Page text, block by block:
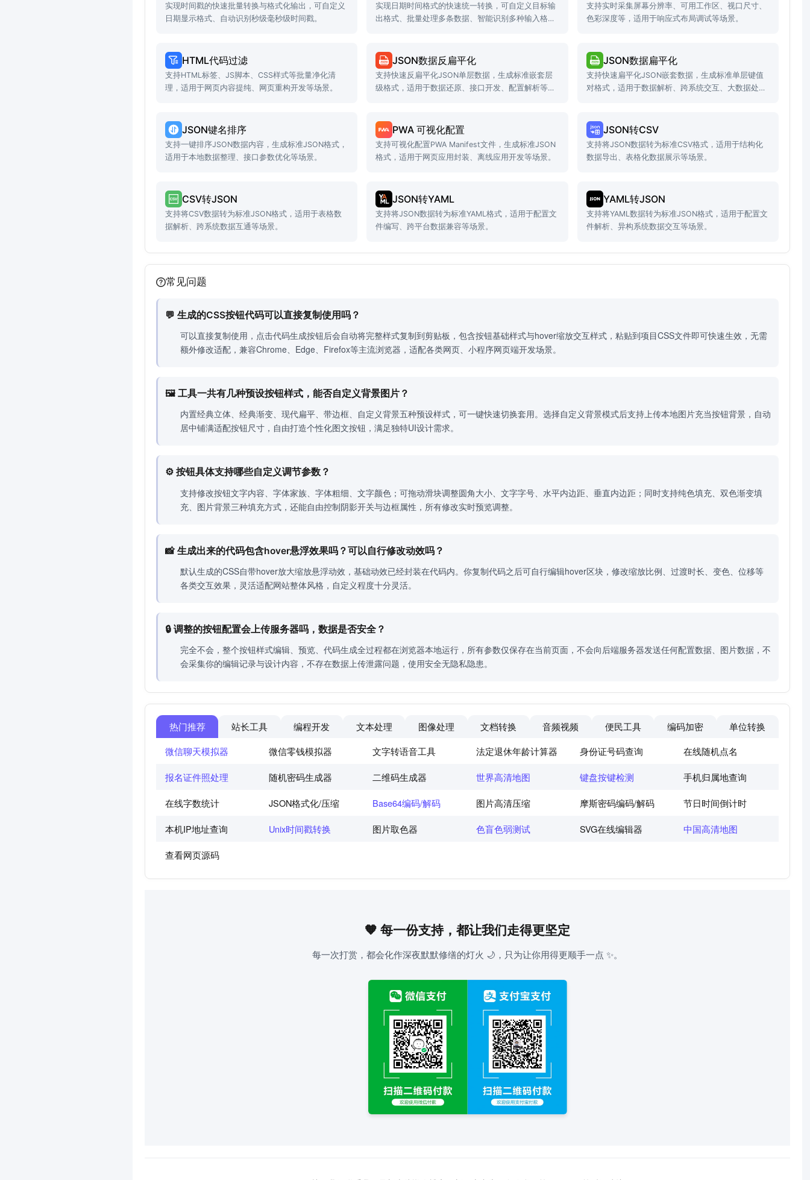
实现时间戳的快速批量转换与格式化输出，可自定义
日期显示格式、自动识别秒级毫秒级时间戳。
实现日期时间格式的快速统一转换，可自定义目标输
出格式、批量处理多条数据、智能识别多种输入格
支持实时采集屏幕分辨率、可用工作区、视口尺寸、
色彩深度等，适用于响应式布局调试等场景。
HTML代码过滤
支持HTML标签、JS脚本、CSS样式等批量净化清
理，适用于网页内容提纯、网页重构开发等场景。
JSON数据反扁平化
支持快速反扁平化JSON单层数据，生成标准嵌套层
级格式，适用于数据还原、接口开发、配置解析等场
JSON数据扁平化
支持快速扁平化JSON嵌套数据，生成标准单层键值
对格式，适用于数据解析、跨系统交互、大数据处理
JSON键名排序
支持一键排序JSON数据内容，生成标准JSON格式，
适用于本地数据整理、接口参数优化等场景。
PWA 可视化配置
支持可视化配置PWA Manifest文件，生成标准JSON
格式，适用于网页应用封装、离线应用开发等场景。
JSON转CSV
支持将JSON数据转为标准CSV格式，适用于结构化
数据导出、表格化数据展示等场景。
CSV转JSON
支持将CSV数据转为标准JSON格式，适用于表格数
据解析、跨系统数据互通等场景。
JSON转YAML
支持将JSON数据转为标准YAML格式，适用于配置文
件编写、跨平台数据兼容等场景。
YAML转JSON
支持将YAML数据转为标准JSON格式，适用于配置文
件解析、异构系统数据交互等场景。
常见问题
💬 生成的CSS按钮代码可以直接复制使用吗？
可以直接复制使用，点击代码生成按钮后会自动将完整样式复制到剪贴板，包含按钮基础样式与hover缩放交互样式，粘贴到项目CSS文件即可快速生效，无需
额外修改适配，兼容Chrome、Edge、Firefox等主流浏览器，适配各类网页、小程序网页端开发场景。
🖼️ 工具一共有几种预设按钮样式，能否自定义背景图片？
内置经典立体、经典渐变、现代扁平、带边框、自定义背景五种预设样式，可一键快速切换套用。选择自定义背景模式后支持上传本地图片充当按钮背景，自动
居中铺满适配按钮尺寸，自由打造个性化图文按钮，满足独特UI设计需求。
⚙️ 按钮具体支持哪些自定义调节参数？
支持修改按钮文字内容、字体家族、字体粗细、文字颜色；可拖动滑块调整圆角大小、文字字号、水平内边距、垂直内边距；同时支持纯色填充、双色渐变填
充、图片背景三种填充方式，还能自由控制阴影开关与边框属性，所有修改实时预览调整。
📸 生成出来的代码包含hover悬浮效果吗？可以自行修改动效吗？
默认生成的CSS自带hover放大缩放悬浮动效，基础动效已经封装在代码内。你复制代码之后可自行编辑hover区块，修改缩放比例、过渡时长、变色、位移等
各类交互效果，灵活适配网站整体风格，自定义程度十分灵活。
🔒 调整的按钮配置会上传服务器吗，数据是否安全？
完全不会，整个按钮样式编辑、预览、代码生成全过程都在浏览器本地运行，所有参数仅保存在当前页面，不会向后端服务器发送任何配置数据、图片数据，不
会采集你的编辑记录与设计内容，不存在数据上传泄露问题，使用安全无隐私隐患。
热门推荐 站长工具 编程开发 文本处理 图像处理 文档转换 音频视频 便民工具 编码加密
单位转换
微信聊天模拟器
微信零钱模拟器 文字转语音工具 法定退休年龄计算器 身份证号码查询 在线随机点名
报名证件照处理 随机密码生成器 二维码生成器 世界高清地图 键盘按键检测 手机归属地查询
在线字数统计 JSON格式化/压缩 Base64编码/解码 图片高清压缩 摩斯密码编码/解码 节日时间倒计时
本机IP地址查询 Unix时间戳转换 图片取色器 色盲色弱测试 SVG在线编辑器 中国高清地图
查看网页源码
🧡 每一份支持，都让我们走得更坚定
每一次打赏，都会化作深夜默默修缮的灯火 🌙，只为让你用得更顺手一点 ✨。